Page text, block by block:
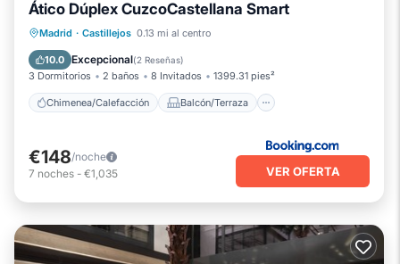
Ático Dúplex CuzcoCastellana Smart
Madrid · Castillejos 0.13 mi al centro
10.0 Excepcional(2 Reseñas)
3 Dormitorios 2 baños 8 Invitados 1399.31 pies²
Chimenea/Calefacción Balcón/Terraza
Chimenea/Calefacción
Desayuno
Se admiten mascotas
€148/noche
7 noches - €1,035 VER OFERTA